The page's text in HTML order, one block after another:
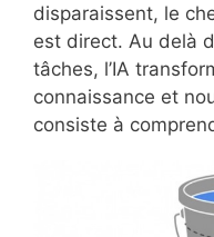
disparaissent, le
est direct. Au delà
tâches, l’IA
connaissance et
consiste à